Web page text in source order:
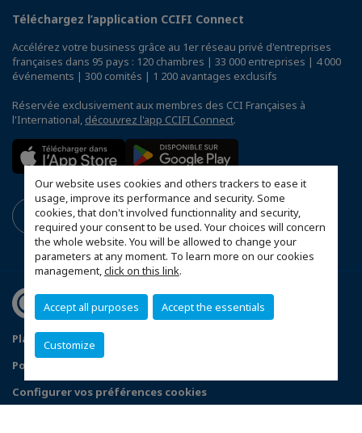
Our website uses cookies and others trackers to ease it
usage, improve its performance and security. Some
cookies, that don't involved functionnality and security,
required your consent to be used. Your choices will concern
the whole website. You will be allowed to change your
parameters at any moment. To learn more on our cookies
management,click on this link.
Accept all purposes Accept the essentials
Customize
Téléchargez l’application CCIFI Connect
Accélérez votre business grâce au 1er réseau privé d'entreprises
françaises dans 95 pays : 120 chambres | 33 000 entreprises | 4 000
événements | 300 comités | 1 200 avantages exclusifs
Réservée exclusivement aux membres des CCI Françaises à
l'International, découvrez l'app CCIFI Connect.
Plan du site
Mentions légales
Politique de confidentialité
Configurer vos préférences cookies